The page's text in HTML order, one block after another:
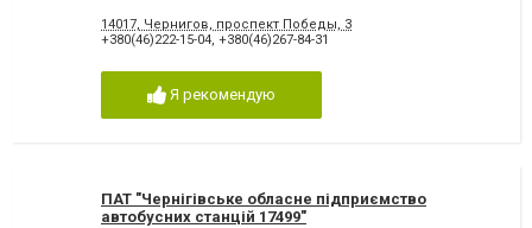
14017, Чернигов, проспект Победы, 3
+380(46)222-15-04, +380(46)267-84-31
Я рекомендую
ПАТ "Чернігівське обласне підприємство
автобусних станцій 17499"